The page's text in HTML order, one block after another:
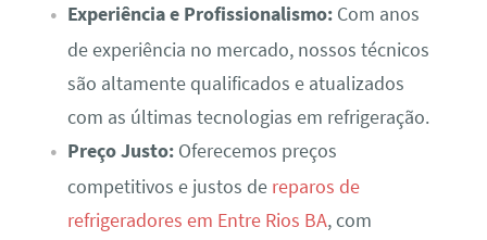
Experiência e Profissionalismo:Com anos
de experiência no mercado, nossos técnicos
são altamente qualificados e atualizados
com as últimas tecnologias em refrigeração.
Preço Justo:Oferecemos preços
competitivos e justos de reparos de
refrigeradores em Entre Rios BA, com